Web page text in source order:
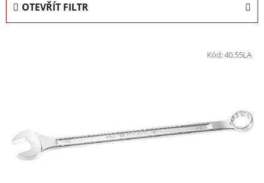
n OTEVŘÍT FILTR
Kód:40.55LA